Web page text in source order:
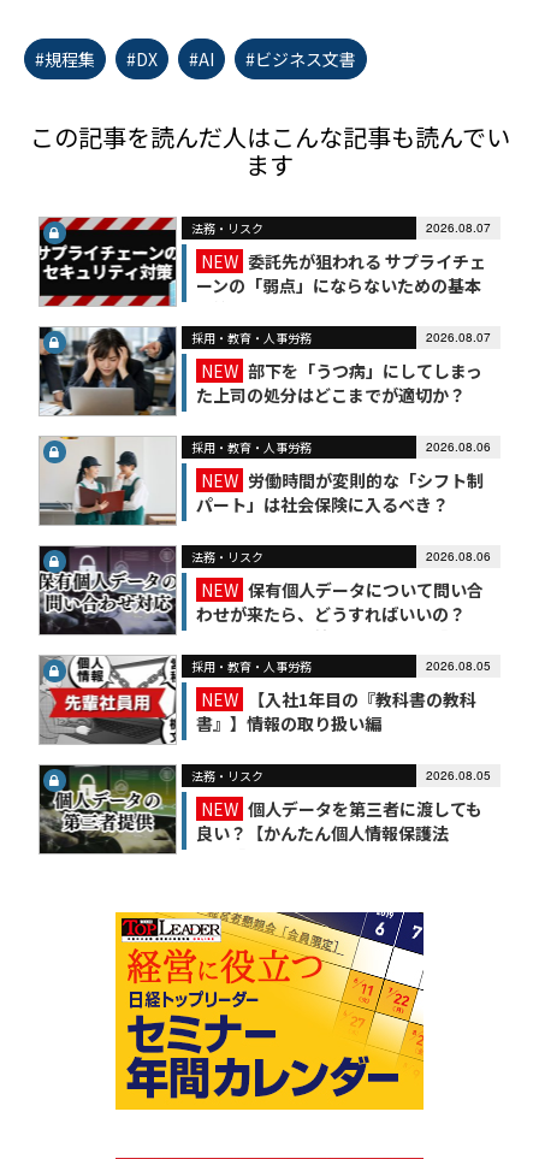
#規程集 #DX #AI #ビジネス文書
この記事を読んだ人はこんな記事も読んでい
ます
法務・リスク 2026.08.07
NEW 委託先が狙われる サプライチェ
ーンの「弱点」にならないための基本
採用・教育・人事労務 2026.08.07
NEW 部下を「うつ病」にしてしまっ
た上司の処分はどこまでが適切か？
採用・教育・人事労務 2026.08.06
NEW 労働時間が変則的な「シフト制
パート」は社会保険に入るべき？
法務・リスク 2026.08.06
NEW 保有個人データについて問い合
わせが来たら、どうすればいいの？
【かんたん個人情報保護法（7）】
採用・教育・人事労務 2026.08.05
NEW
【入社1年目の『教科書の教科
書』】情報の取り扱い編
法務・リスク 2026.08.05
NEW 個人データを第三者に渡しても
良い？【かんたん個人情報保護法